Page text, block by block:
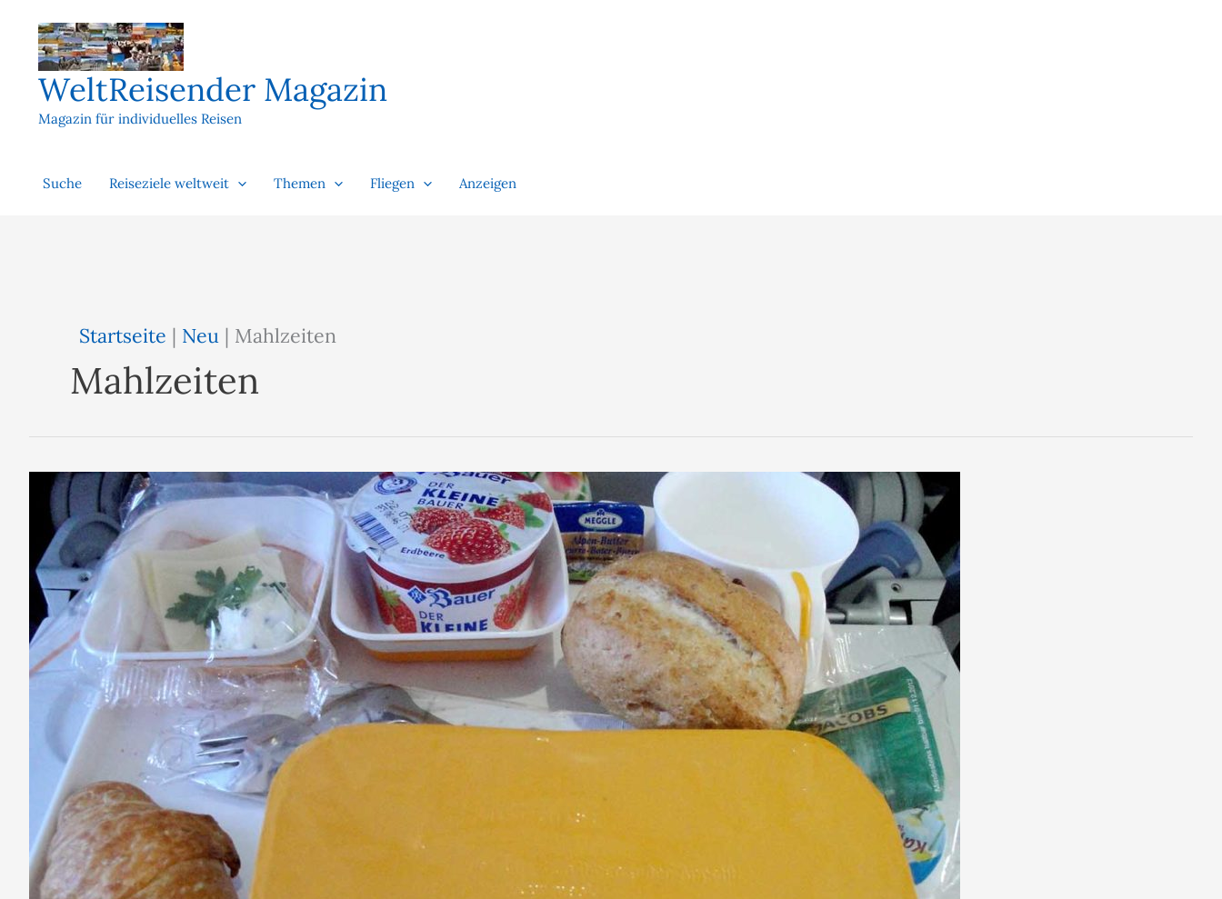
springen
WeltReisender Magazin
Magazin für individuelles Reisen
Suche Reiseziele weltweit Themen Fliegen Anzeigen
Startseite | Neu | Mahlzeiten
Mahlzeiten